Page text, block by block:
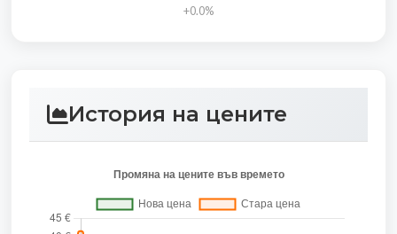
+0.0%
История на цените